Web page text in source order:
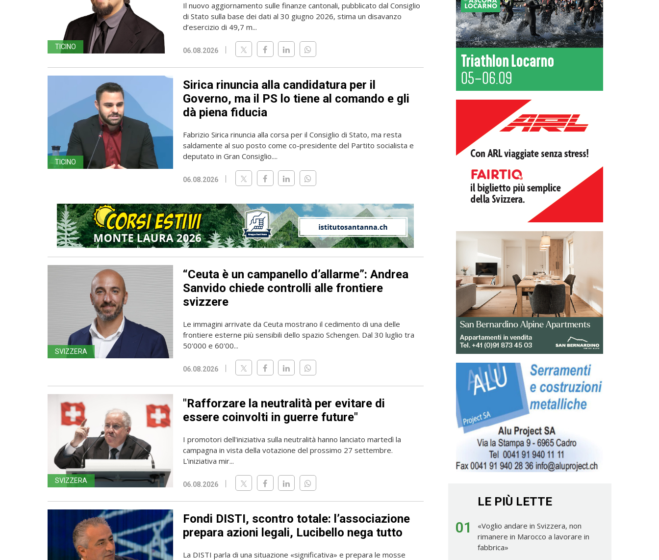
TICINO
Il nuovo aggiornamento sulle finanze cantonali, pubblicato dal Consiglio
di Stato sulla base dei dati al 30 giugno 2026, stima un disavanzo
d’esercizio di 49,7 m...
06.08.2026
TICINO
Sirica rinuncia alla candidatura per il
Governo, ma il PS lo tiene al comando e gli
dà piena fiducia
Fabrizio Sirica rinuncia alla corsa per il Consiglio di Stato, ma resta
saldamente al suo posto come co-presidente del Partito socialista e
deputato in Gran Consiglio....
06.08.2026
SVIZZERA
“Ceuta è un campanello d’allarme”: Andrea
Sanvido chiede controlli alle frontiere
svizzere
Le immagini arrivate da Ceuta mostrano il cedimento di una delle
frontiere esterne più sensibili dello spazio Schengen. Dal 30 luglio tra
50'000 e 60'00...
06.08.2026
SVIZZERA
"Rafforzare la neutralità per evitare di
essere coinvolti in guerre future"
I promotori dell'iniziativa sulla neutralità hanno lanciato martedì la
campagna in vista della votazione del prossimo 27 settembre.
L'iniziativa mir...
06.08.2026
Fondi DISTI, scontro totale: l’associazione
prepara azioni legali, Lucibello nega tutto
La DISTI parla di una situazione «significativa» e prepara le mosse
LE PIÙ LETTE
01
«Voglio andare in Svizzera, non
rimanere in Marocco a lavorare in
fabbrica»